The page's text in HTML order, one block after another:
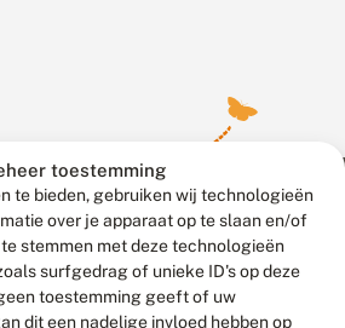
toestemming
te bieden, gebruiken wij technologieën
over je apparaat op te slaan en/of
stemmen met deze technologieën
surfgedrag of unieke ID's op deze
toestemming geeft of uw
dit een nadelige invloed hebben op
2026 Vlinderstichting
door
Go2People
, ontworpen door
Blue Field Agency